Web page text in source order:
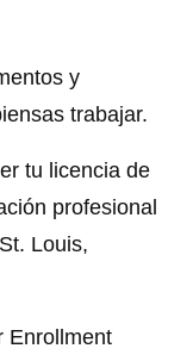
y
trabajar.
tu licencia de
profesional
Louis,
Enrollment